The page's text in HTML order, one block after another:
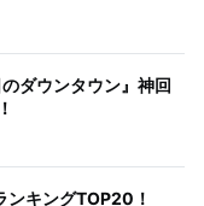
ダウンタウン』神回
ンキングTOP20！